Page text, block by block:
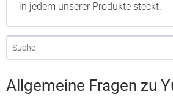
in jedem unserer Produkte steckt.
Allgemeine Fragen zu